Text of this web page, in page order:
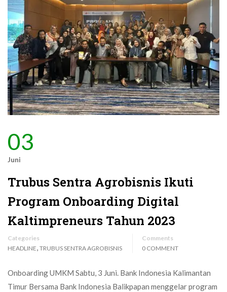
03
Juni
Trubus Sentra Agrobisnis Ikuti
Program Onboarding Digital
Kaltimpreneurs Tahun 2023
Categories
HEADLINE, TRUBUS SENTRA AGROBISNIS
Comments
0 COMMENT
Onboarding UMKM Sabtu, 3 Juni. Bank Indonesia Kalimantan
Timur Bersama Bank Indonesia Balikpapan menggelar program